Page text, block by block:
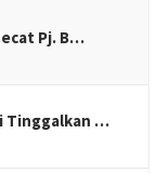
Pj. B…
Tinggalkan …